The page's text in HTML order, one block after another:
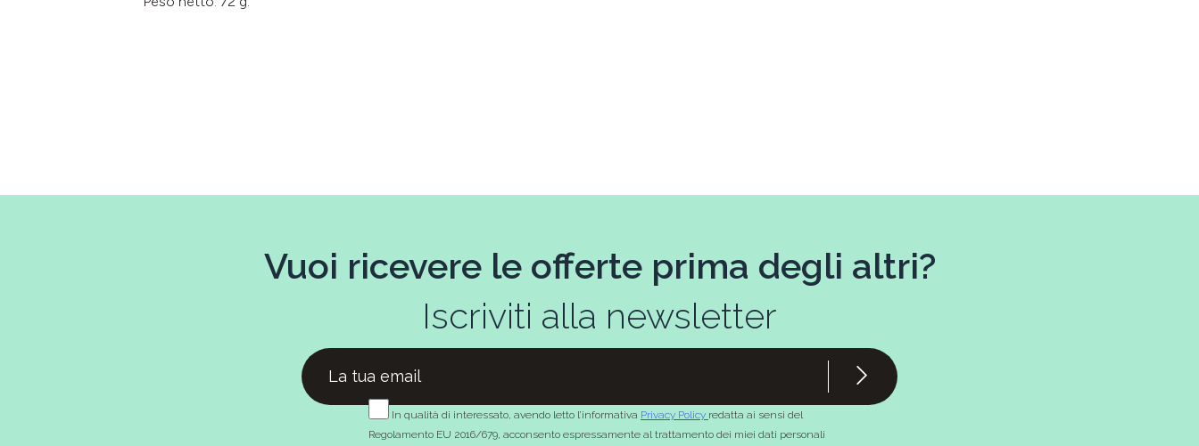
Vuoi ricevere le offerte prima degli altri?
Iscriviti alla newsletter
In qualità di interessato, avendo letto l’informativa Privacy Policy redatta ai sensi del
Regolamento EU 2016/679, acconsento espressamente al trattamento dei miei dati personali